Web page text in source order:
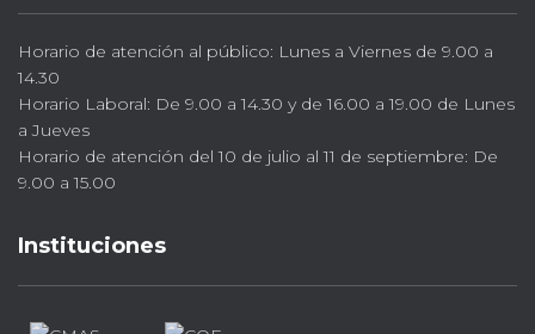
Horario de atención al público: Lunes a Viernes de 9.00 a
14.30
Horario Laboral: De 9.00 a 14.30 y de 16.00 a 19.00 de Lunes
a Jueves
Horario de atención del 10 de julio al 11 de septiembre: De
9.00 a 15.00
Instituciones